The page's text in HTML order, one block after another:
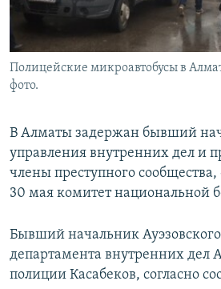
Полицейские микроавтобусы в
фото.
В Алматы задержан бывший
управления внутренних дел и
члены преступного
30 мая комитет национальной
Бывший начальник
департамента внутренних дел
полиции Касабеков, согласно